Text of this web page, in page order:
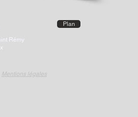
Rémy
Plan
Mentions légales